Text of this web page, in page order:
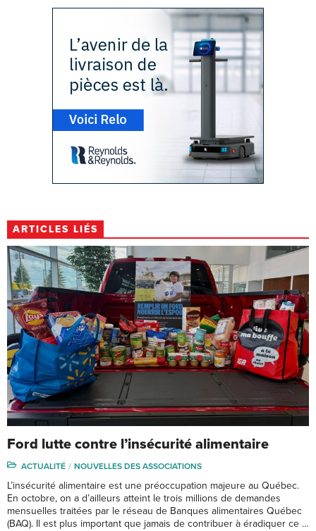
ARTICLES LIÉS
Ford lutte contre l’insécurité alimentaire
ACTUALITÉ NOUVELLES DES ASSOCIATIONS
L’insécurité alimentaire est une préoccupation majeure au Québec.
En octobre, on a d’ailleurs atteint le trois millions de demandes
mensuelles traitées par le réseau de Banques alimentaires Québec
(BAQ). Il est plus important que jamais de contribuer à éradiquer ce …